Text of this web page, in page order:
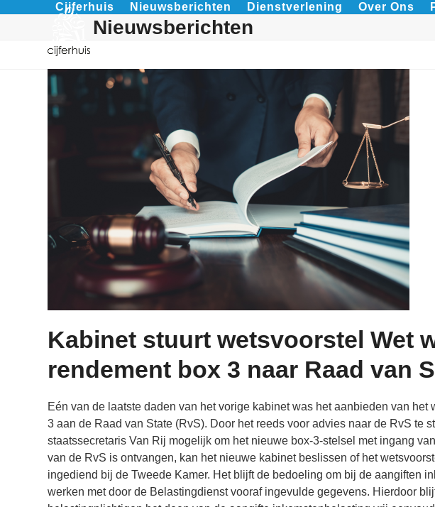
Cijferhuis Nieuwsberichten Dienstverlening Over Ons
Nieuwsberichten
Kabinet stuurt wetsvoorstel Wet
rendement box 3 naar Raad van
Eén van de laatste daden van het vorige kabinet was het aanbieden van
3 aan de Raad van State (RvS). Door het reeds voor advies naar de RvS te
staatssecretaris Van Rij mogelijk om het nieuwe box-3-stelsel met ingang
van de RvS is ontvangen, kan het nieuwe kabinet beslissen of het
ingediend bij de Tweede Kamer. Het blijft de bedoeling om bij de aangiften
werken met door de Belastingdienst vooraf ingevulde gegevens. Hierdoor